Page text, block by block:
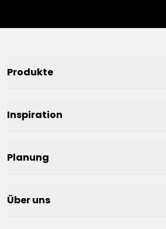
Produkte
Inspiration
Planung
Über uns